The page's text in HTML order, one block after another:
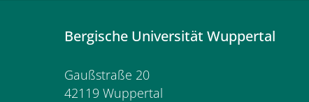
Bergische Universität Wuppertal
Gaußstraße 20
42119 Wuppertal